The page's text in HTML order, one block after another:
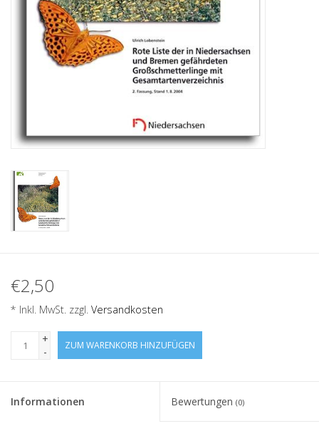
€2,50
* Inkl. MwSt. zzgl. Versandkosten
+
-
ZUM WARENKORB HINZUFÜGEN
Informationen Bewertungen (0)